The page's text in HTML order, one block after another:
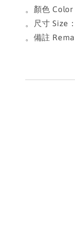
。顏色
。尺寸
。備註